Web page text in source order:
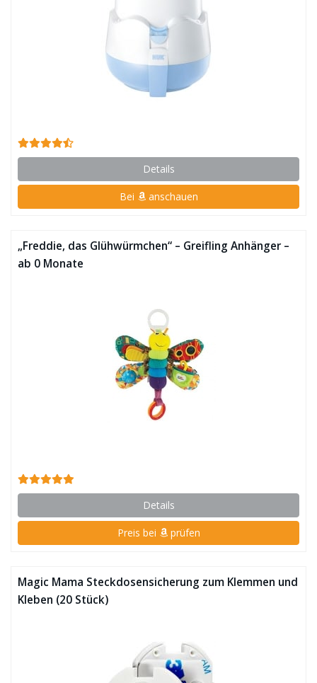
Details
Bei anschauen
„Freddie, das Glühwürmchen“ – Greifling Anhänger –
ab 0 Monate
Details
Preis bei prüfen
Magic Mama Steckdosensicherung zum Klemmen und
Kleben (20 Stück)